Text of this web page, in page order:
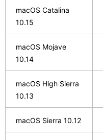
macOS Catalina
10.15
macOS Mojave
10.14
macOS High Sierra
10.13
macOS Sierra 10.12